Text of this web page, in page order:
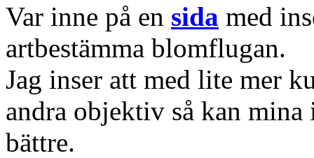
Var inne på en sida med
artbestämma blomflugan.
Jag inser att med lite mer
andra objektiv så kan
bättre.